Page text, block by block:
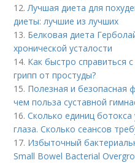
12.Лучшая диета для
диеты: лучшие из лучших
13. Белковая диета
хронической усталости
14. Как быстро справиться
грипп от простуды?
15. Полезная и безопасная
чем польза суставной
16.Сколько единиц
глаза. Сколько сеансов
17. Избыточный
Small Bowel Bacterial